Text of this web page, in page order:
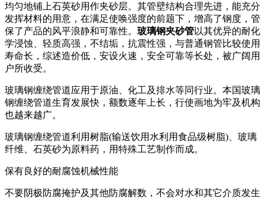
均匀地铺上石英砂用作夹砂层。其管壁结构合理先进，能充分
发挥材料的用意，在满足使唤强度的前题下，增高了钢度，管
保了产品的风平浪静和可靠性。 玻璃钢夹砂管以其优异的耐化
学浸蚀、轻质高强，不结垢，抗震性强，与普通钢管比较使用
寿命长，综述造价低，安设火速，安全可靠等长处，被广阔用
户所收受。
玻璃钢缠绕管道应用于原油、化工及排水等同行业。本国玻璃
钢缠绕管道生育发展快，额数逐年上长，行使画地为牢及机构
也越来越广。
玻璃钢缠绕管道利用树脂(输送饮用水利用食品级树脂)、玻璃
纤维、石英砂为原料药，用特殊工艺制作而成。
保有良好的耐腐蚀机械性能
不要阴极防腐掩护及其他防腐解数，不会对水和其它介质发生